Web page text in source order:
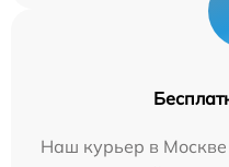
Наш курьер в Москве